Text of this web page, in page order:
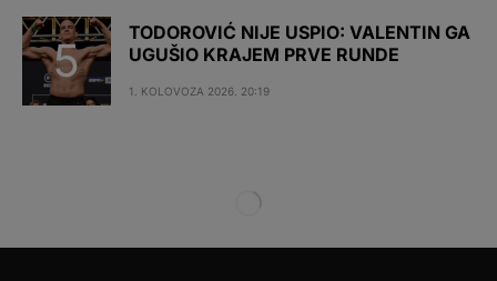
TODOROVIĆ NIJE USPIO: VALENTIN GA
UGUŠIO KRAJEM PRVE RUNDE
1. KOLOVOZA 2026. 20:19